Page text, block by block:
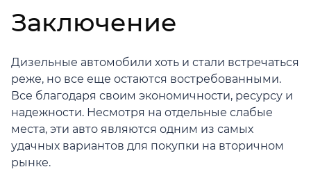
Заключение
Дизельные автомобили хоть и стали встречаться
реже, но все еще остаются востребованными.
Все благодаря своим экономичности, ресурсу и
надежности. Несмотря на отдельные слабые
места, эти авто являются одним из самых
удачных вариантов для покупки на вторичном
рынке.